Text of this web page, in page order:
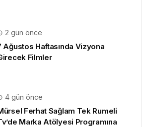
2 gün önce
Ağustos Haftasında Vizyona
Filmler
4 gün önce
Ferhat Sağlam Tek Rumeli
Marka Atölyesi Programına